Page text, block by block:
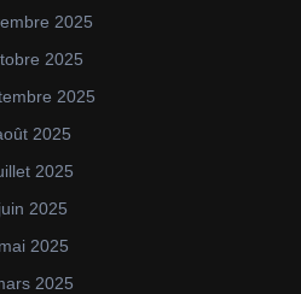
2025
2025
2025
2025
2025
juin 2025
mai 2025
2025